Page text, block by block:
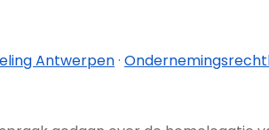
Antwerpen· Ondernemings­rechtbank